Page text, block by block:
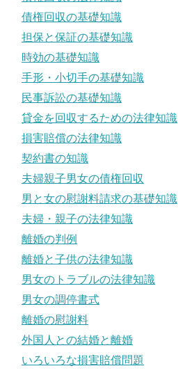
債権回収の基礎知識
担保と保証の基礎知識
時効の基礎知識
手形・小切手の基礎知識
民事訴訟の基礎知識
貸金を回収するための法律知識
損害賠償の法律知識
契約書の知識
夫婦親子男女の債権回収
男と女の慰謝料請求の基礎知識
夫婦・親子の法律知識
離婚の判例
離婚と子供の法律知識
男女のトラブルの法律知識
男女の調停書式
離婚の慰謝料
外国人との結婚と離婚
いろいろな損害賠償問題